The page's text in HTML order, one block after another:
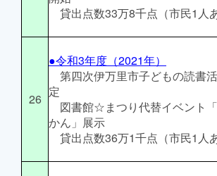
貸出点数33万8千点（市民1人
26
●令和3年度（2021年）
第四次伊万里市子どもの読書
定
図書館☆まつり代替イベント
かん」展示
貸出点数36万1千点（市民1人